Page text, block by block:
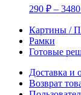
290 ₽ – 3480
Картины /
Рамки
Готовые
Доставка и
Возврат